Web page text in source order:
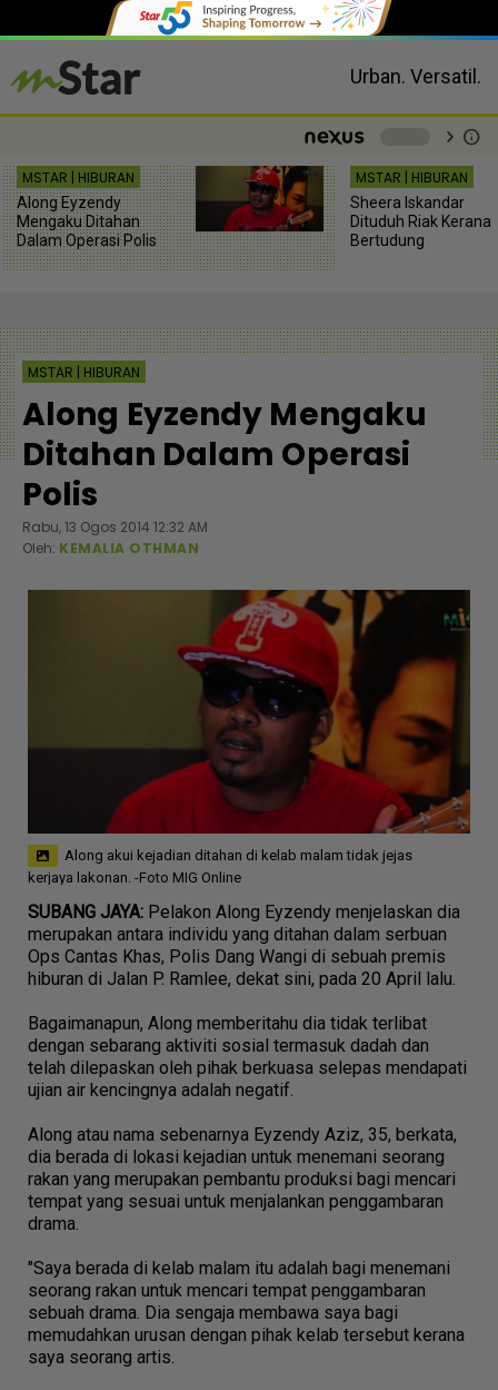
Urban. Versatil.
chevron_right info
MSTAR | HIBURAN
Along Eyzendy
Mengaku Ditahan
Dalam Operasi Polis
MSTAR | HIBURAN
Sheera Iskandar
Dituduh Riak Kerana
Bertudung
MSTAR | HIBURAN
Along Eyzendy Mengaku
Ditahan Dalam Operasi
Polis
Rabu, 13 Ogos 2014 12:32 AM
Oleh: KEMALIA OTHMAN
Along akui kejadian ditahan di kelab malam tidak jejas
kerjaya lakonan. -Foto MIG Online
SUBANG JAYA: Pelakon Along Eyzendy menjelaskan dia
merupakan antara individu yang ditahan dalam serbuan
Ops Cantas Khas, Polis Dang Wangi di sebuah premis
hiburan di Jalan P. Ramlee, dekat sini, pada 20 April lalu.
Bagaimanapun, Along memberitahu dia tidak terlibat
dengan sebarang aktiviti sosial termasuk dadah dan
telah dilepaskan oleh pihak berkuasa selepas mendapati
ujian air kencingnya adalah negatif.
Along atau nama sebenarnya Eyzendy Aziz, 35, berkata,
dia berada di lokasi kejadian untuk menemani seorang
rakan yang merupakan pembantu produksi bagi mencari
tempat yang sesuai untuk menjalankan penggambaran
drama.
"Saya berada di kelab malam itu adalah bagi menemani
seorang rakan untuk mencari tempat penggambaran
sebuah drama. Dia sengaja membawa saya bagi
memudahkan urusan dengan pihak kelab tersebut kerana
saya seorang artis.